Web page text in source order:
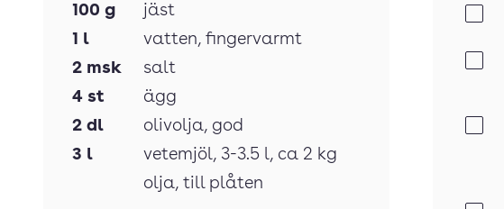
100 g
jäst
1 l vatten, fingervarmt
2 msk
salt
4 st
ägg
2 dl olivolja, god
3 l vetemjöl, 3-3.5 l, ca 2 kg
olja, till plåten